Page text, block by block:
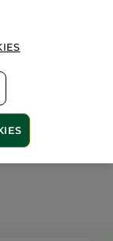
son
tarifa